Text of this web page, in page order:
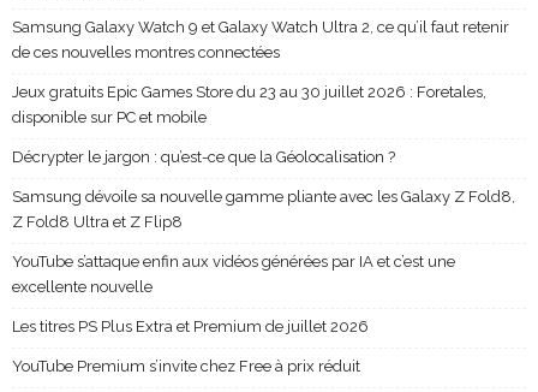
Samsung Galaxy Watch 9 et Galaxy Watch Ultra 2, ce qu’il faut retenir
de ces nouvelles montres connectées
Jeux gratuits Epic Games Store du 23 au 30 juillet 2026 : Foretales,
disponible sur PC et mobile
Décrypter le jargon : qu’est-ce que la Géolocalisation ?
Samsung dévoile sa nouvelle gamme pliante avec les Galaxy Z Fold8,
Z Fold8 Ultra et Z Flip8
YouTube s’attaque enfin aux vidéos générées par IA et c’est une
excellente nouvelle
Les titres PS Plus Extra et Premium de juillet 2026
YouTube Premium s’invite chez Free à prix réduit